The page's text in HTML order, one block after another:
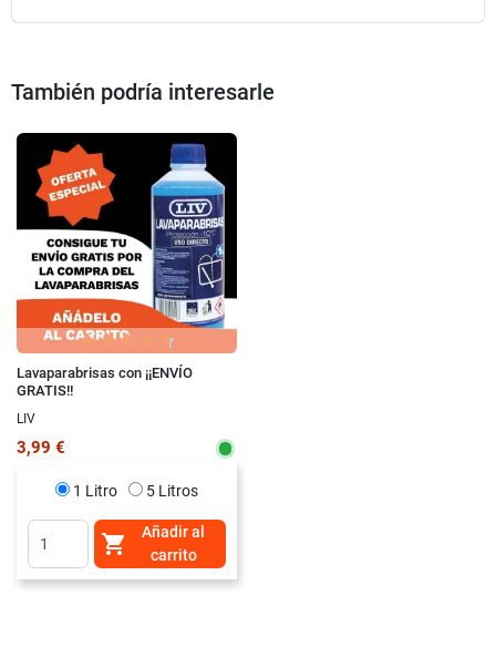
También podría interesarle
Lavaparabrisas con ¡¡ENVÍO
GRATIS!!
LIV
3,99 €
1 Litro 5 Litros

Añadir al
carrito